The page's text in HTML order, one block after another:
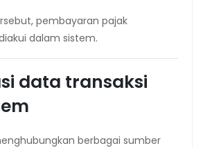
pembayaran pajak
dalam sistem.
data transaksi
berbagai sumber